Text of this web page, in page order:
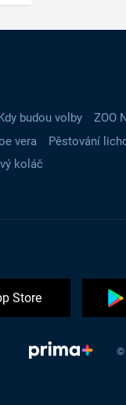
Kdy budou volby
ZOO
vera
Pěstování
koláč
Store
©